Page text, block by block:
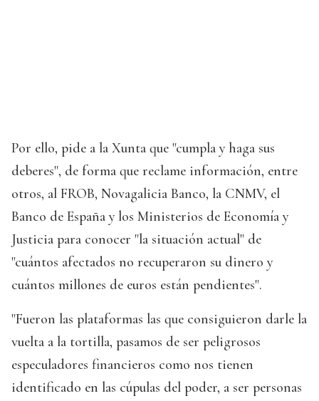
Por ello, pide a la Xunta que "cumpla y haga sus
deberes", de forma que reclame información, entre
otros, al FROB, Novagalicia Banco, la CNMV, el
Banco de España y los Ministerios de Economía y
Justicia para conocer "la situación actual" de
"cuántos afectados no recuperaron su dinero y
cuántos millones de euros están pendientes".
"Fueron las plataformas las que consiguieron darle la
vuelta a la tortilla, pasamos de ser peligrosos
especuladores financieros como nos tienen
identificado en las cúpulas del poder, a ser personas